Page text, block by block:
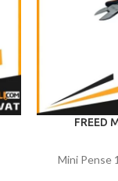
FREED
Mini Pense